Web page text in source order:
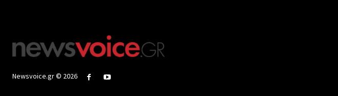
Newsvoice.gr © 2026